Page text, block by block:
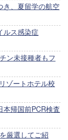
き、夏留学の航空
ルス感染症
ン未接種者もフ
ゾートホテル校
本帰国前PCR検査
厳選してご紹